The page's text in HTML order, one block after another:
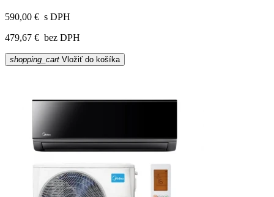
590,00 € s DPH
479,67 € bez DPH
shopping_cart Vložiť do košíka